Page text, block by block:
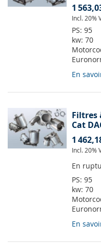
1
Incl. 20%
PS: 95
kw: 70
En
Filtres
Cat
1
Incl. 20%
En
PS: 95
kw: 70
En